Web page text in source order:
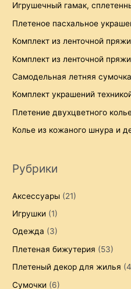
Игрушечный гамак,
Плетеное пасхальное
Комплект из ленточной
Комплект из ленточной
Самодельная летняя
Комплект украшений
Плетение двухцветного
Колье из кожаного шнура и
Рубрики
Аксессуары (21)
Игрушки (1)
Одежда (3)
Плетеная бижутерия (53)
Плетеный декор для жилья
Сумочки (6)